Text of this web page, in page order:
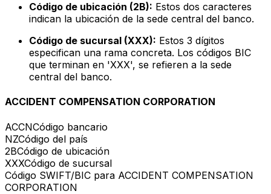
Código de ubicación (2B): Estos dos caracteres
indican la ubicación de la sede central del banco.
Código de sucursal (XXX): Estos 3 dígitos
especifican una rama concreta. Los códigos BIC
que terminan en 'XXX', se refieren a la sede
central del banco.
ACCIDENT COMPENSATION CORPORATION
ACCNCódigo bancario
NZCódigo del país
2BCódigo de ubicación
XXXCódigo de sucursal
Código SWIFT/BIC para ACCIDENT COMPENSATION
CORPORATION